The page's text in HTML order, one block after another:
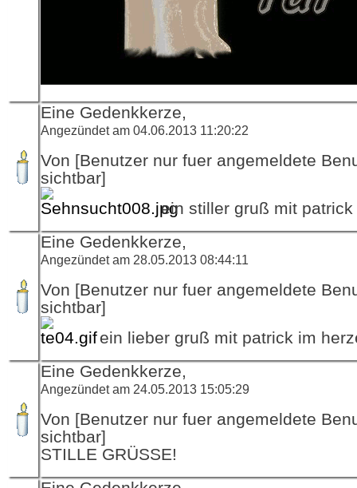
Eine Gedenkkerze,
Angezündet am 04.06.2013 11:20:22
Von [Benutzer nur fuer angemeldete
sichtbar]
ein stiller gruß mit patrick
Eine Gedenkkerze,
Angezündet am 28.05.2013 08:44:11
Von [Benutzer nur fuer angemeldete
sichtbar]
ein lieber gruß mit patrick im
Eine Gedenkkerze,
Angezündet am 24.05.2013 15:05:29
Von [Benutzer nur fuer angemeldete
sichtbar]
STILLE GRÜSSE!